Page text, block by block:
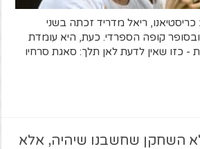
ריאל מדריד זכתה בשני
קופה הספרדי. כעת, היא עומדת
- כזו שאין לדעת לאן תלך: סאגת סרחיו
השחקן שחשבנו שיהיה, אלא